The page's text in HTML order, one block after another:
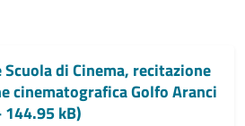
di Cinema, recitazione
cinematografica Golfo Aranci
144.95 kB)